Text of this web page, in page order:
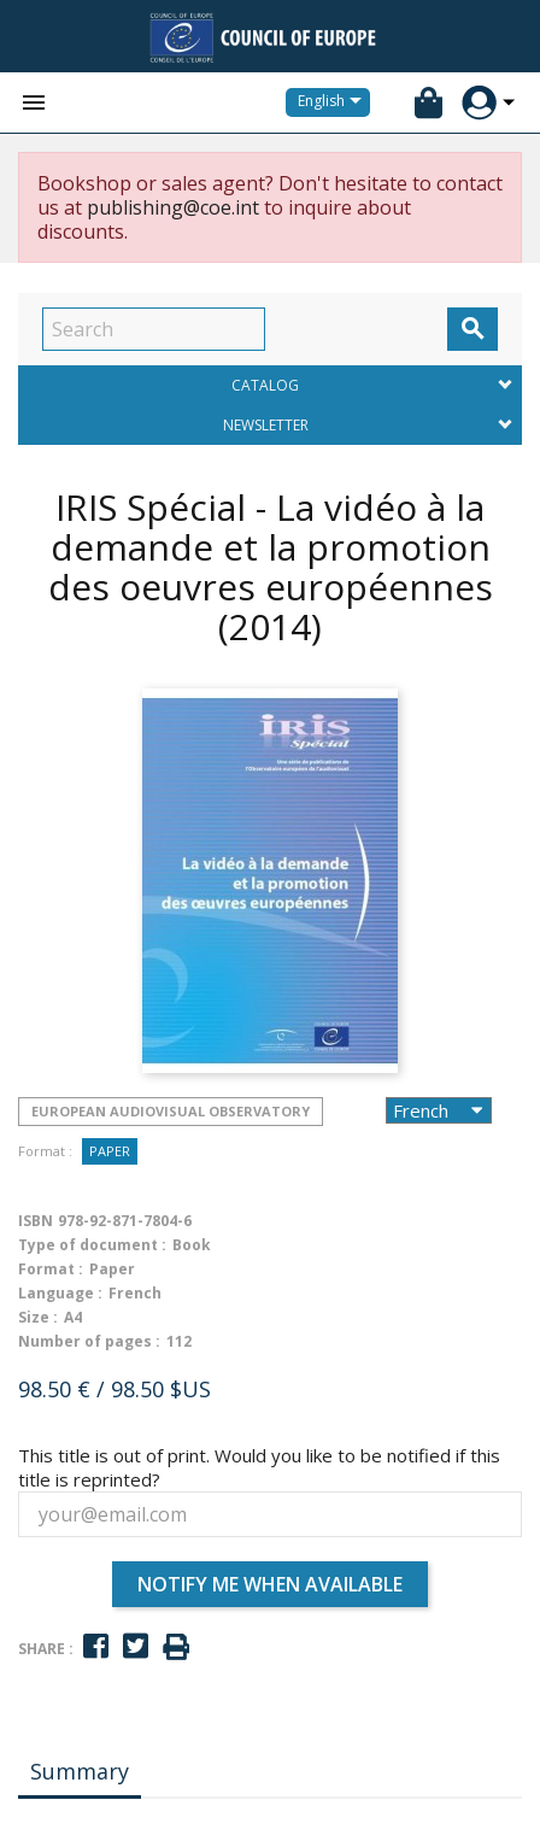
 English
Bookshop or sales agent? Don't hesitate to contact
us at publishing@coe.intto inquire about
discounts.

CATALOG
NEWSLETTER
IRIS Spécial - La vidéo à la
demande et la promotion
des oeuvres européennes
(2014)
EUROPEAN AUDIOVISUAL OBSERVATORY
Format : PAPER
ISBN 978-92-871-7804-6
Type of document : Book
Format : Paper
Language : French
Size : A4
Number of pages : 112
98.50 € / 98.50 $US
This title is out of print. Would you like to be notified if this
title is reprinted?
NOTIFY ME WHEN AVAILABLE
SHARE :
Summary